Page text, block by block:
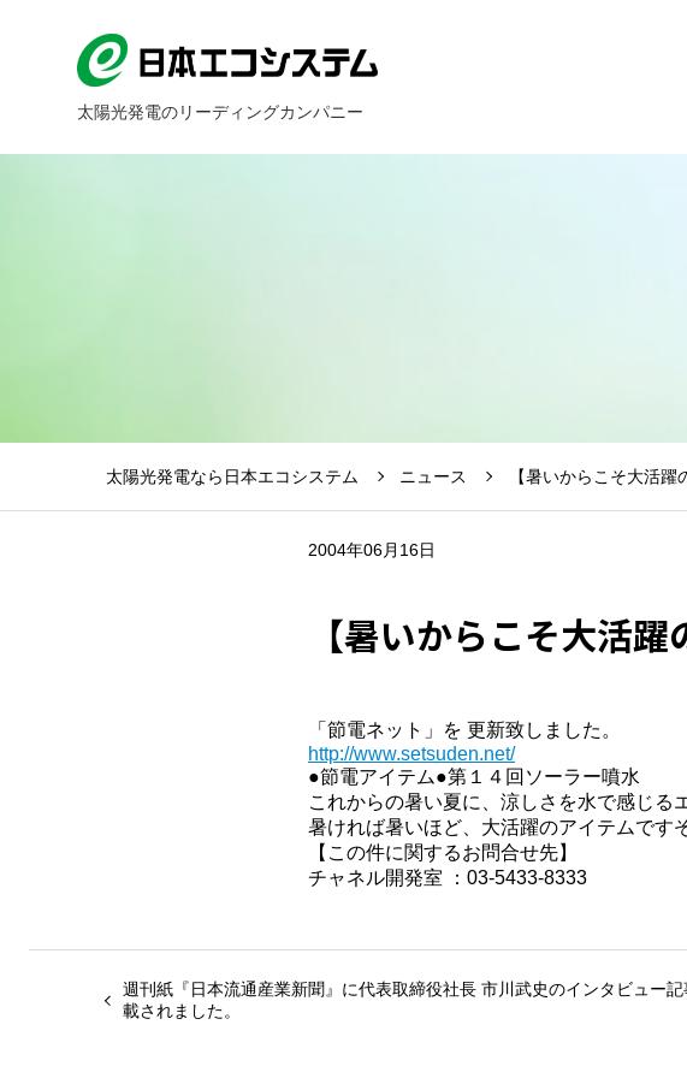
太陽光発電のリーディングカンパニー
太陽光発電なら日本エコシステム ニュース 【暑いからこそ大活躍
2004年06月16日
【暑いからこそ大活躍
「節電ネット」を 更新致しました。
http://www.setsuden.net/
●節電アイテム●第１４回ソーラー噴水
これからの暑い夏に、涼しさを水で感じる
暑ければ暑いほど、大活躍のアイテムです
【この件に関するお問合せ先】
チャネル開発室 ：03-5433-8333
週刊紙『日本流通産業新聞』に代表取締役社長 市川武史のインタビュー記
載されました。